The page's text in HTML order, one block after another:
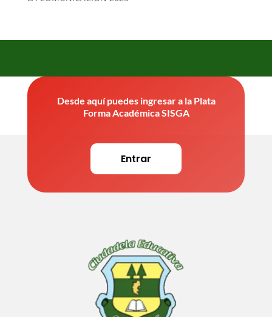
Desde aquí puedes ingresar a la Plata
Forma Académica SISGA
Entrar